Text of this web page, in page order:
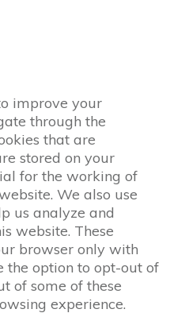
improve your
through the
that are
stored on your
for the working of
We also use
us analyze and
website. These
browser only with
the option to opt-out of
of some of these
experience.